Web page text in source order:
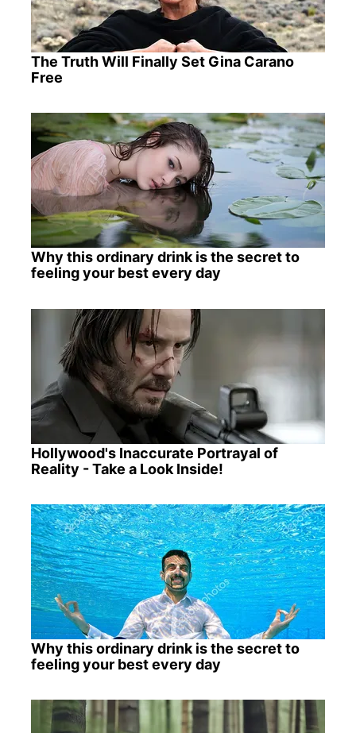
The Truth Will Finally Set Gina Carano
Free
Why this ordinary drink is the secret to
feeling your best every day
Hollywood's Inaccurate Portrayal of
Reality - Take a Look Inside!
Why this ordinary drink is the secret to
feeling your best every day